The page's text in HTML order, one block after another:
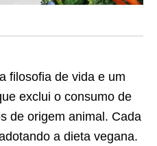
filosofia de vida e um
exclui o consumo de
de origem animal. Cada
a dieta vegana.